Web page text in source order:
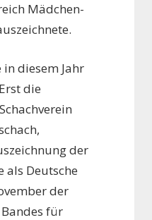
Mädchen-
diesem Jahr
die
der
als Deutsche
der
für